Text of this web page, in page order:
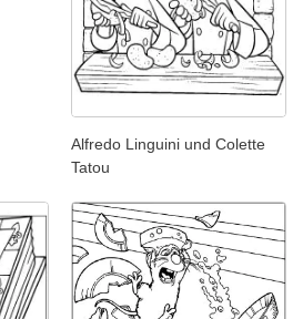
Alfredo Linguini und Colette
Tatou